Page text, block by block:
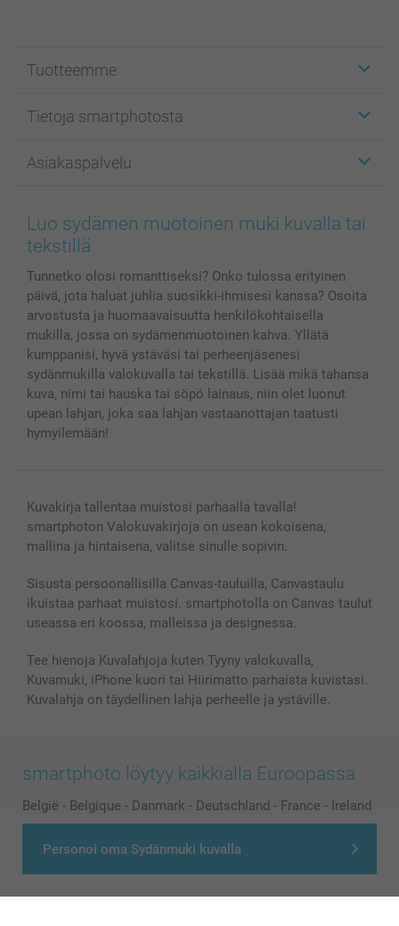
Personoi oma Sydänmuki kuvalla
Tuotteemme
Kuvakortit
Kuvakirjat
Valokuvat, Julisteet & Taskukirjat
Kännykkä & Tabletti
Kuvakalenterit & Päivyrit
Valokuvakehykset & Lisätarvikkeet
Lahjakortti
Kaikki kuvatuotteet
Tietoja smartphotosta
Affiliate ohjelma
Evästekäytäntö
Sivukartta
Investor Relations
Asiakaspalvelu
100% tyytyväisyystakuu
smartbonus
Tilausten tila
Luo sydämen muotoinen muki kuvalla tai
tekstillä
Tunnetko olosi romanttiseksi? Onko tulossa erityinen
päivä, jota haluat juhlia suosikki-ihmisesi kanssa? Osoita
arvostusta ja huomaavaisuutta henkilökohtaisella
mukilla, jossa on sydämenmuotoinen kahva. Yllätä
kumppanisi, hyvä ystäväsi tai perheenjäsenesi
sydänmukilla valokuvalla tai tekstillä. Lisää mikä tahansa
kuva, nimi tai hauska tai söpö lainaus, niin olet luonut
upean lahjan, joka saa lahjan vastaanottajan taatusti
hymyilemään!
Kuvakirja tallentaa muistosi parhaalla tavalla!
smartphoton Valokuvakirjoja on usean kokoisena,
mallina ja hintaisena, valitse sinulle sopivin.
Sisusta persoonallisilla Canvas-tauluilla, Canvastaulu
ikuistaa parhaat muistosi. smartphotolla on Canvas taulut
useassa eri koossa, malleissa ja designessa.
Tee hienoja Kuvalahjoja kuten Tyyny valokuvalla,
Kuvamuki, iPhone kuori tai Hiirimatto parhaista kuvistasi.
Kuvalahja on täydellinen lahja perheelle ja ystäville.
smartphoto löytyy kaikkialla Euroopassa
België - Belgique - Danmark - Deutschland - France - Ireland
Switzerland - Suomi - Sverige - United Kingdom
Other Countries